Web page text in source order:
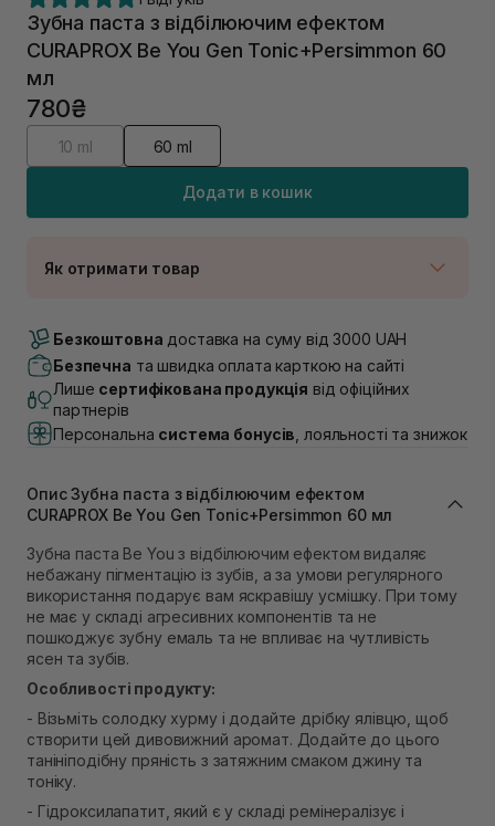
Зубна паста з відбілюючим ефектом
CURAPROX Be You Gen Tonic+Persimmon 60
мл
780₴
10 ml 60 ml
Додати в кошик
Як отримати товар
В наявності
Самовивіз м. Луцьк, вул. Винниченка 4
В наявності
Самовивіз м. Львів, вул. Академіка Підстригача, 1В
(Duck’s Lake)
В наявності
В наявності
Самовивіз м. Львів, вул. Степана Бандери 45
Самовивіз м. Рівне, вул. 16-го Липня, 15
В наявності
Самовивіз м. Рівне, вул. Кулика і Гудачека 23 (ТЦ
Екватор)
В наявності
Безкоштовна доставка на суму від 3000 UAH
Безпечна та швидка оплата карткою на сайті
Лише сертифікована продукція від офіційних
партнерів
Персональна система бонусів , лояльності та знижок
Опис Зубна паста з відбілюючим ефектом
CURAPROX Be You Gen Tonic+Persimmon 60 мл
Зубна паста Be You з відбілюючим ефектом видаляє
небажану пігментацію із зубів, а за умови регулярного
використання подарує вам яскравішу усмішку. При тому
не має у складі агресивних компонентів та не
пошкоджує зубну емаль та не впливає на чутливість
ясен та зубів.
Особливості продукту:
- Візьміть солодку хурму і додайте дрібку ялівцю, щоб
створити цей дивовижний аромат. Додайте до цього
танініподібну пряність з затяжним смаком джину та
тоніку.
- Гідроксилапатит, який є у складі ремінералізує і